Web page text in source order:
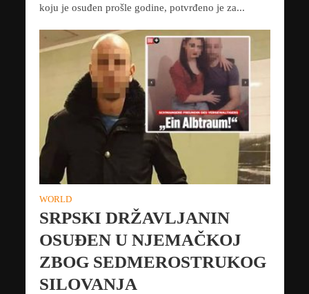
koju je osuđen prošle godine, potvrđeno je za...
WORLD
SRPSKI DRŽAVLJANIN
OSUĐEN U NJEMAČKOJ
ZBOG SEDMEROSTRUKOG
SILOVANJA